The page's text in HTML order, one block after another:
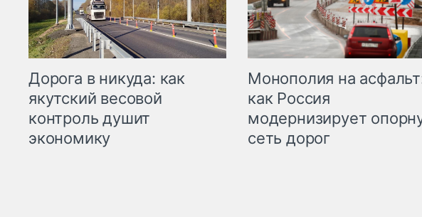
Дорога в никуда: как
якутский весовой
контроль душит
экономику
Монополия на
как Россия
модернизирует
сеть дорог